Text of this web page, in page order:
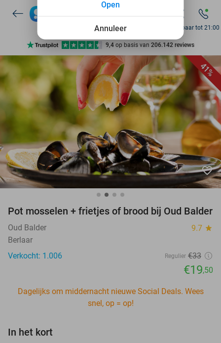
Ontdek 15.000+ deals
7 dagen per week beschikbaar
10+ miljoen leden
9,4 op basis van 206.142 reviews
7 dagen per week beschikbaar
10+ miljoen leden
Bereikbaar tot 21:00
41%
favorite_border
Pot mosselen + frietjes of brood bij Oud Balder
Oud Balder 9.7 star
Berlaar
Verkocht: 1.006
Regulier €33
€19,50
Dagelijks om middernacht nieuwe Social Deals. Wees
snel, op = op!
In het kort
Annuleer
Open